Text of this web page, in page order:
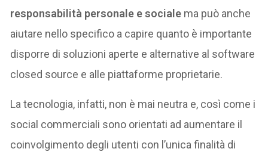
responsabilità personale e sociale ma può anche
aiutare nello specifico a capire quanto è importante
disporre di soluzioni aperte e alternative al software
closed source e alle piattaforme proprietarie.
La tecnologia, infatti, non è mai neutra e, così come i
social commerciali sono orientati ad aumentare il
coinvolgimento degli utenti con l’unica finalità di